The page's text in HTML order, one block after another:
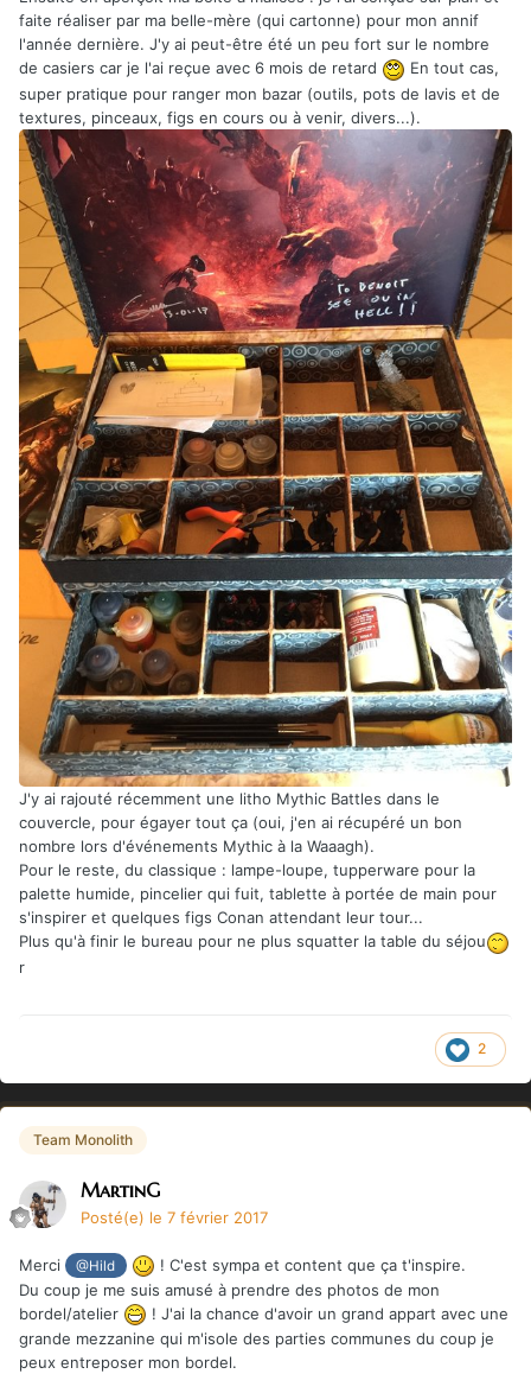
faite réaliser par ma belle-mère (qui cartonne) pour mon annif
l'année dernière. J'y ai peut-être été un peu fort sur le nombre
de casiers car je l'ai reçue avec 6 mois de retard
En tout cas,
super pratique pour ranger mon bazar (outils, pots de lavis et de
textures, pinceaux, figs en cours ou à venir, divers...).
J'y ai rajouté récemment une litho Mythic Battles dans le
couvercle, pour égayer tout ça (oui, j'en ai récupéré un bon
nombre lors d'événements Mythic à la Waaagh).
Pour le reste, du classique : lampe-loupe, tupperware pour la
palette humide, pincelier qui fuit, tablette à portée de main pour
s'inspirer et quelques figs Conan attendant leur tour...
Plus qu'à finir le bureau pour ne plus squatter la table du séjou
r
2
Team Monolith
MartinG
Posté(e) le 7 février 2017
Merci @Hild
! C'est sympa et content que ça t'inspire.
Du coup je me suis amusé à prendre des photos de mon
bordel/atelier
! J'ai la chance d'avoir un grand appart avec une
grande mezzanine qui m'isole des parties communes du coup je
peux entreposer mon bordel.